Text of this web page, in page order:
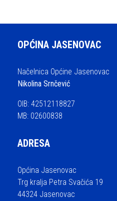
OPĆINA JASENOVAC
Načelnica Općine Jasenovac
Nikolina Srnčević
OIB: 42512118827
MB: 02600838
ADRESA
Općina Jasenovac
Trg kralja Petra Svačića 19
44324 Jasenovac